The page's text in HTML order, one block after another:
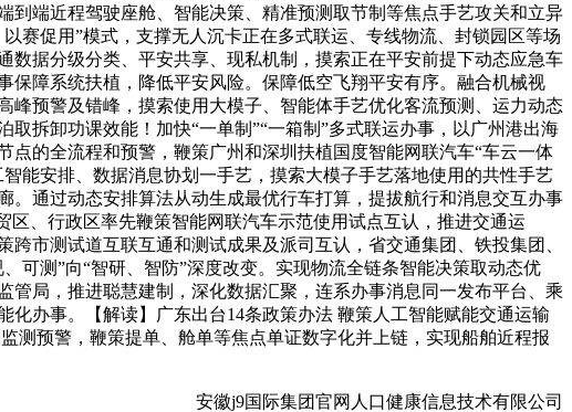
端近程驾驶座舱、智能决策、精准预测取节制等焦点手艺攻关和立异
赛促用”模式，支撑无人沉卡正在多式联运、专线物流、封锁园区等场
据分级分类、平安共享、现私机制，摸索正在平安前提下动态应急车
障系统扶植，降低平安风险。保障低空飞翔平安有序。融合机械视
预警及错峰，摸索使用大模子、智能体手艺优化客流预测、运力动态
拆卸功课效能！加快“一单制”“一箱制”多式联运办事，以广州港出海
的全流程和预警，鞭策广州和深圳扶植国度智能网联汽车“车云一体
能安排、数据消息协划一手艺，摸索大模子手艺落地使用的共性手艺
通过动态安排算法从动生成最优行车打算，提拔航行和消息交互办事
、行政区率先鞭策智能网联汽车示范使用试点互认，推进交通运
市测试道互联互通和测试成果及派司互认，省交通集团、铁投集团、
可测”向“智研、智防”深度改变。实现物流全链条智能决策取动态优
局，推进聪慧建制，深化数据汇聚，连系办事消息同一发布平台、乘
办事。【解读】广东出台14条政策办法 鞭策人工智能赋能交通运输
测预警，鞭策提单、舱单等焦点单证数字化并上链，实现船舶近程报
安徽j9国际集团官网人口健康信息技术有限公司